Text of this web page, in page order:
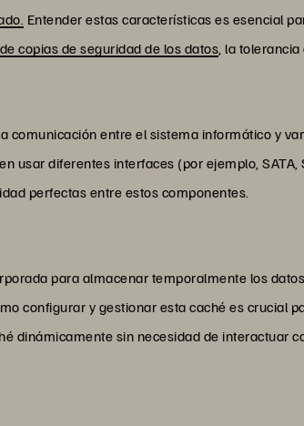
Entender estas características es esencial
copias de seguridad de los datos , la
entre el sistema informático y
diferentes interfaces (por ejemplo, SATA,
perfectas entre estos componentes.
para almacenar temporalmente los
configurar y gestionar esta caché es crucial
dinámicamente sin necesidad de interactuar